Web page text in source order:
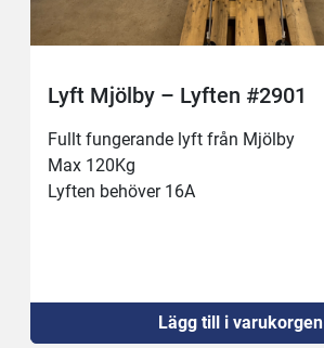
Lyft Mjölby – Lyften #2901
Fullt fungerande lyft från Mjölby
Max 120Kg
Lyften behöver 16A
Lägg till i varukorgen